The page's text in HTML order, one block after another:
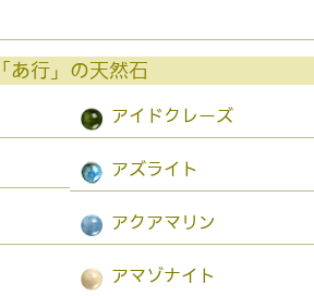
「あ行」の天然石
アイドクレーズ
アズライト
アクアマリン
アマゾナイト